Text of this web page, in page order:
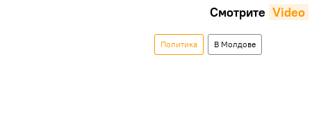
Смотрите Video
Политика В Молдове